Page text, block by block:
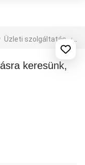
Üzleti szolgáltatás